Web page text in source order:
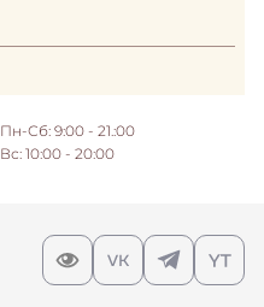
Пн-Сб: 9:00 - 21.:00
Вс: 10:00 - 20:00